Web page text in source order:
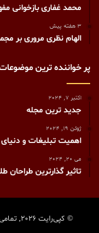
محمد غفاری بازخوانی
3 هفته پیش
الهام نظری مروری بر
پر خواننده ترین
اکتبر 7, 2024
جدید ترین مجله
ژوئن 19, 2024
اهمیت تبلیغات و دنیای
می 20, 2024
تاثیر گذارترین طراحان
© کپی‌رایت 2026, تمامی حقوق متعلق است به |